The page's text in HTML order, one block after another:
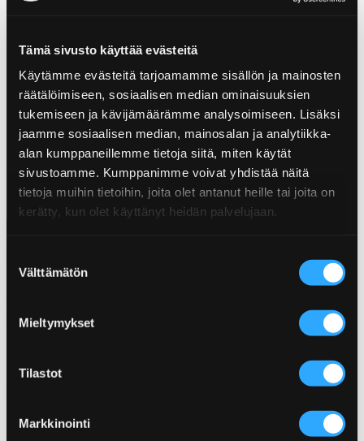
Tämä sivusto käyttää evästeitä
Käytämme evästeitä tarjoamamme sisällön ja mainosten
räätälöimiseen, sosiaalisen median ominaisuuksien
tukemiseen ja kävijämäärämme analysoimiseen. Lisäksi
jaamme sosiaalisen median, mainosalan ja analytiikka-
alan kumppaneillemme tietoja siitä, miten käytät
sivustoamme. Kumppanimme voivat yhdistää näitä
tietoja muihin tietoihin, joita olet antanut heille tai joita on
kerätty, kun olet käyttänyt heidän palvelujaan.
valinta
Välttämätön
Mieltymykset
Tilastot
Markkinointi
HOT BOURBON BARBEQUE SAUCE SMOKY APPLE BARBEQUE SAUCE